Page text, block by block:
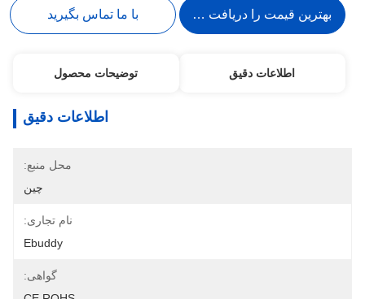
بهترین قیمت را دریافت کنید با ما تماس بگیرید
اطلاعات دقیق توضیحات محصول
اطلاعات دقیق
محل منبع:
چین
نام تجاری:
Ebuddy
گواهی: